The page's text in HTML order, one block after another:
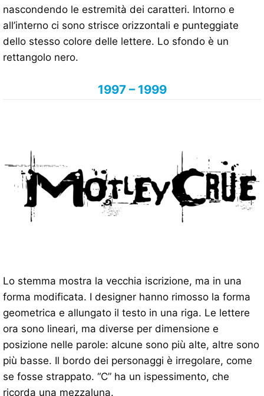
nascondendo le estremità dei caratteri. Intorno e
all’interno ci sono strisce orizzontali e punteggiate
dello stesso colore delle lettere. Lo sfondo è un
rettangolo nero.
1997 – 1999
Lo stemma mostra la vecchia iscrizione, ma in una
forma modificata. I designer hanno rimosso la forma
geometrica e allungato il testo in una riga. Le lettere
ora sono lineari, ma diverse per dimensione e
posizione nelle parole: alcune sono più alte, altre sono
più basse. Il bordo dei personaggi è irregolare, come
se fosse strappato. “C” ha un ispessimento, che
ricorda una mezzaluna.